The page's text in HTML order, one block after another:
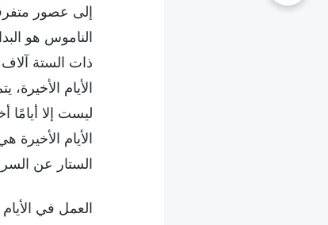
إلى عصور
الناموس هو
ذات الستة
الأيام
ليست إلا
الأيام
الستار عن
العمل في